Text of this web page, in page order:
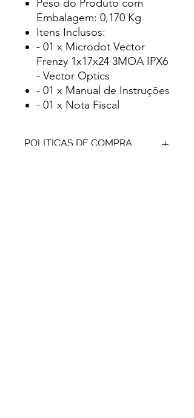
Peso do Produto com
Embalagem: 0,170 Kg
Itens Inclusos:
- 01 x Microdot Vector
Frenzy 1x17x24 3MOA IPX6
- Vector Optics
- 01 x Manual de Instruções
- 01 x Nota Fiscal
POLITICAS DE COMPRA